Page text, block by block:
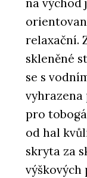
na východ
relaxační.
skleněné
se s
vyhrazena
pro
od hal
skryta za